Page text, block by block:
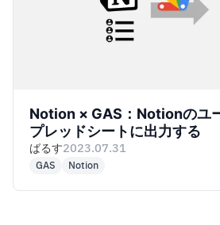
Notion × GAS：Notionのユ
プレッドシートに出力する
ばるす2023.07.31
GAS Notion